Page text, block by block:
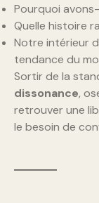
Pourquoi
Quelle histoire
Notre intérieur
tendance du
Sortir de la
dissonance,
retrouver une
le besoin de